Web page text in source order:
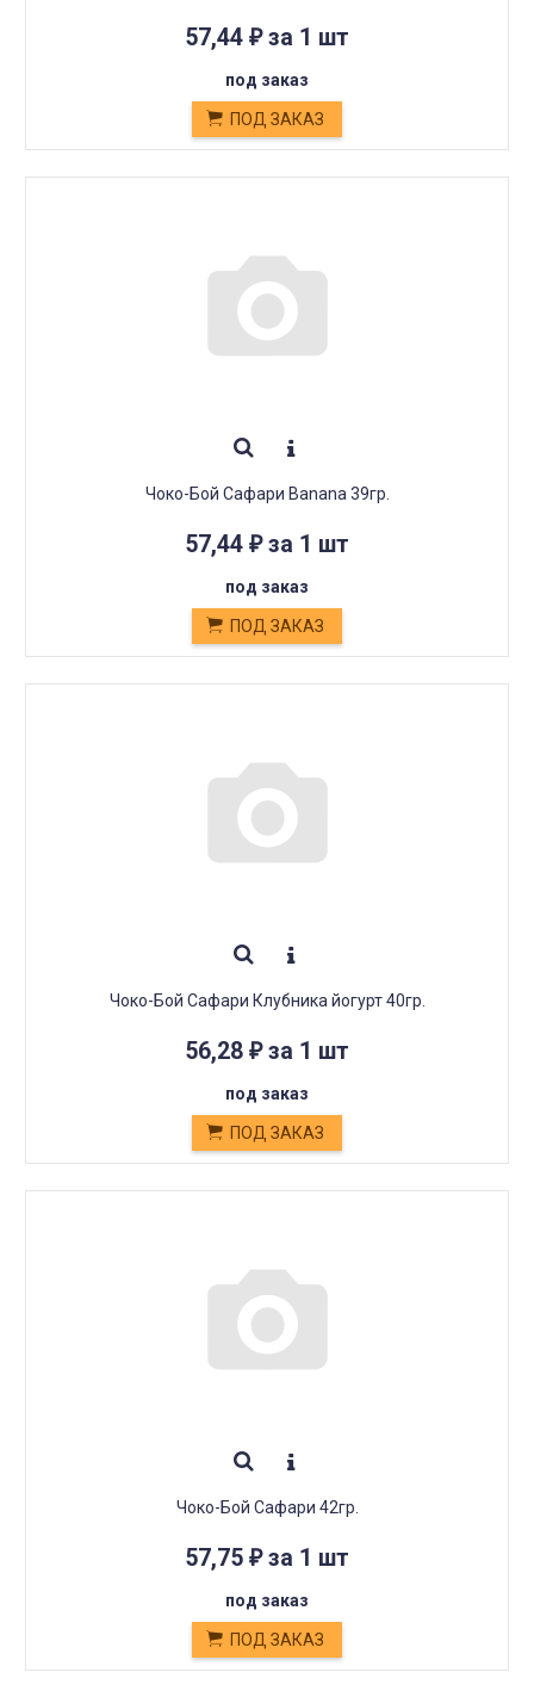
57,44 ₽за 1 шт
под заказ
ПОД ЗАКАЗ
Чоко-Бой Сафари Banana 39гр.
57,44 ₽за 1 шт
под заказ
ПОД ЗАКАЗ
Чоко-Бой Сафари Клубника йогурт 40гр.
56,28 ₽за 1 шт
под заказ
ПОД ЗАКАЗ
Чоко-Бой Сафари 42гр.
57,75 ₽за 1 шт
под заказ
ПОД ЗАКАЗ